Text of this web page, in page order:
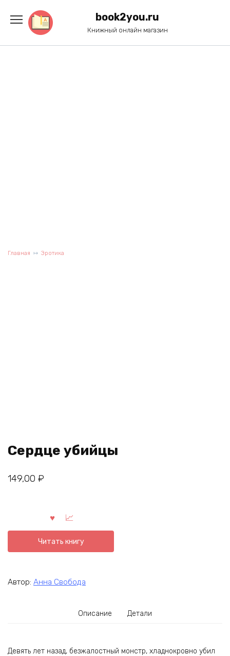
содержанию
book2you.ru
Книжный онлайн магазин
Главная Эротика
Сердце убийцы
149,00 ₽
Читать книгу
Автор: Анна Свобода
Описание Детали
Девять лет назад, безжалостный монстр, хладнокровно убил